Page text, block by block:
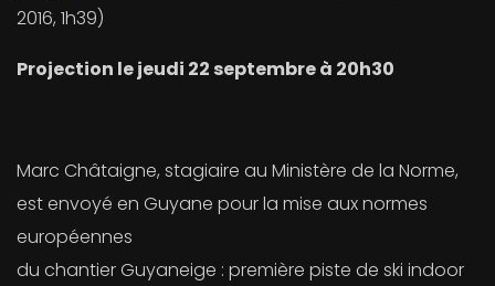
2016, 1h39)
Projection le jeudi 22 septembre à 20h30
Marc Châtaigne, stagiaire au Ministère de la Norme,
est envoyé en Guyane pour la mise aux normes
européennes
du chantier Guyaneige : première piste de ski indoor